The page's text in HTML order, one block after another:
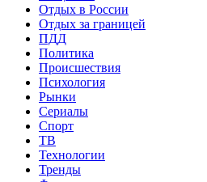
Отдых в России
Отдых за границей
ПДД
Политика
Происшествия
Психология
Рынки
Сериалы
Спорт
ТВ
Технологии
Тренды